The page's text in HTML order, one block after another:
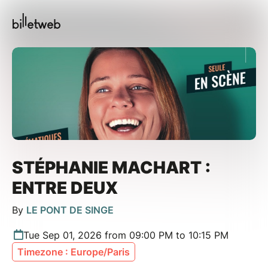
STÉPHANIE MACHART :
ENTRE DEUX
By LE PONT DE SINGE
Tue Sep 01, 2026 from 09:00 PM to 10:15 PM
Timezone : Europe/Paris